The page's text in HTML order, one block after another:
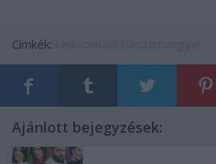
Címkék:
Ajánlott bejegyzések: